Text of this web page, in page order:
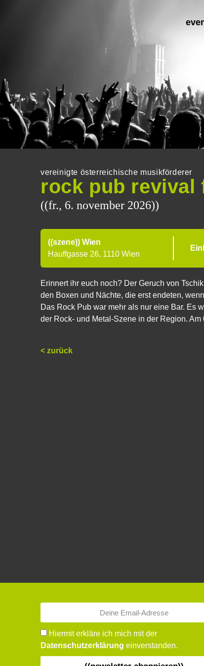
vereinigte österreichische musikförderer
rock pub revival
((fr., 6. november 2026))
((szene)) Wien
Hauffgasse 26, 1110 Wien
Erinnert ihr euch noch? Der Geruch von
den Boxen und Nächte, die erst endeten,
Das Rock Pub war mehr als nur eine Bar. Es
der Rock- und Metal-Szene in der Region.
< zurück
Hiermit erkläre ich mich mit der
Datenschutzerklärung einverstanden.